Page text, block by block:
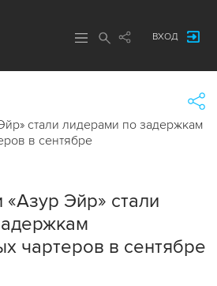
ВХОД
стали лидерами по задержкам
в сентябре
«Азур Эйр» стали
чартеров в сентябре